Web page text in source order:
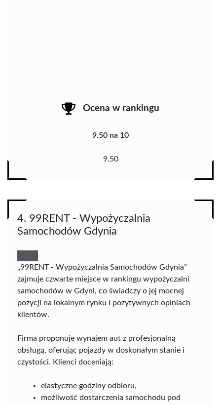
Ocena w rankingu
9.50 na 10
9.50
4. 99RENT - Wypożyczalnia
Samochodów Gdynia
„99RENT - Wypożyczalnia Samochodów Gdynia”
zajmuje czwarte miejsce w rankingu wypożyczalni
samochodów w Gdyni, co świadczy o jej mocnej
pozycji na lokalnym rynku i pozytywnych opiniach
klientów.
Firma proponuje wynajem aut z profesjonalną
obsługą, oferując pojazdy w doskonałym stanie i
czystości. Klienci doceniają:
elastyczne godziny odbioru,
możliwość dostarczenia samochodu pod